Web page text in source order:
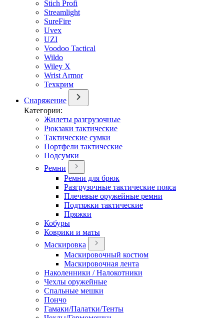
Stich Profi
Streamlight
SureFire
Uvex
UZI
Voodoo Tactical
Wildo
Wiley X
Wrist Armor
Техкрим
Снаряжение
Категории:
Жилеты разгрузочные
Рюкзаки тактические
Тактические сумки
Портфели тактические
Подсумки
Ремни
Ремни для брюк
Разгрузочные тактические пояса
Плечевые оружейные ремни
Подтяжки тактические
Пряжки
Кобуры
Коврики и маты
Маскировка
Маскировочный костюм
Маскировочная лента
Наколенники / Налокотники
Чехлы оружейные
Спальные мешки
Пончо
Гамаки/Палатки/Тенты